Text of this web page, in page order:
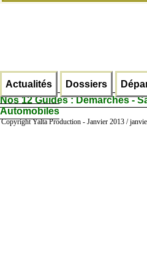
Actualités Dossiers
Nos 12 Guides :Démarches -
Automobiles
Copyright Yalta Production - Janvier 2013 /